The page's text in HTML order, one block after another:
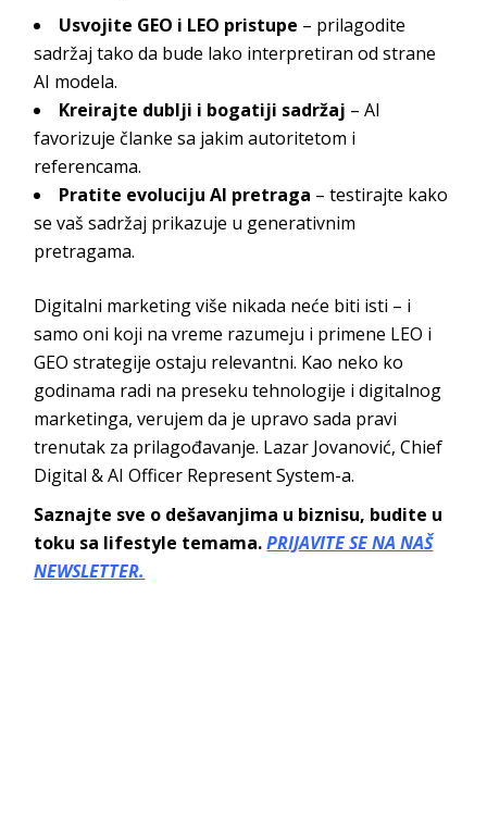
Usvojite GEO i LEO pristupe – prilagodite
sadržaj tako da bude lako interpretiran od strane
AI modela.
Kreirajte dublji i bogatiji sadržaj – AI
favorizuje članke sa jakim autoritetom i
referencama.
Pratite evoluciju AI pretraga – testirajte kako
se vaš sadržaj prikazuje u generativnim
pretragama.
Digitalni marketing više nikada neće biti isti – i
samo oni koji na vreme razumeju i primene LEO i
GEO strategije ostaju relevantni. Kao neko ko
godinama radi na preseku tehnologije i digitalnog
marketinga, verujem da je upravo sada pravi
trenutak za prilagođavanje. Lazar Jovanović, Chief
Digital & AI Officer Represent System-a.
Saznajte sve o dešavanjima u biznisu, budite u
toku sa lifestyle temama.PRIJAVITE SE NA NAŠ
NEWSLETTER.